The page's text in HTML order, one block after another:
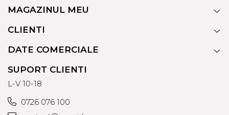
MAGAZINUL MEU
CLIENTI
DATE COMERCIALE
SUPORT CLIENTI
L-V 10-18
0726 076 100